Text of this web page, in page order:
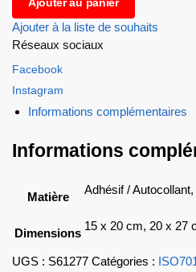
Ajouter à la liste de souhaits
Réseaux sociaux
Facebook
Instagram
Informations complémentaires
Informations
Matière
Adhésif /
Dimensions
15 x 20 cm, 20 x 27
UGS : S61277 Catégories :